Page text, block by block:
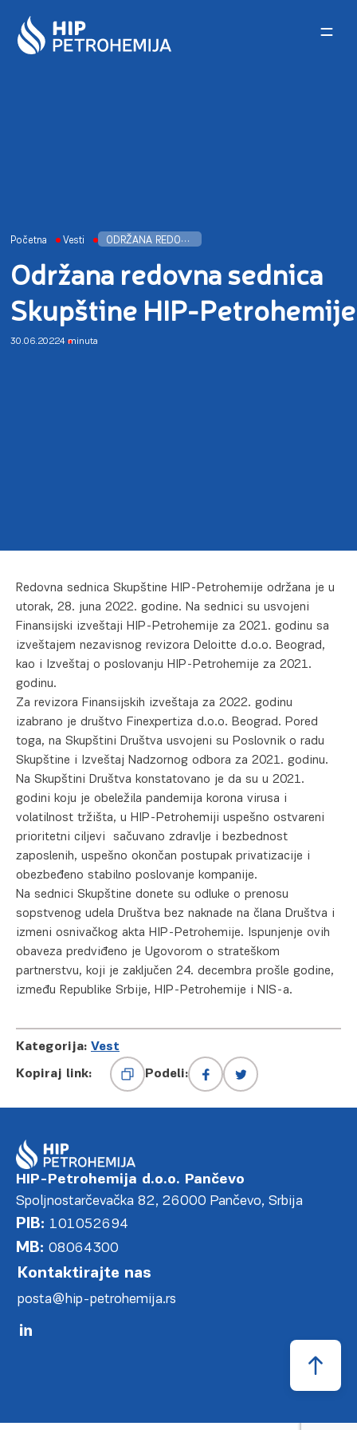
Početna Vesti ODRŽANA REDOVNA SEDNICA SKUPŠTINE HIP-PETROHEMIJE
Održana redovna sednica
Skupštine HIP-Petrohemije
30.06.20224 minuta
Redovna sednica Skupštine HIP-Petrohemije održana je u
utorak, 28. juna 2022. godine. Na sednici su usvojeni
Finansijski izveštaji HIP-Petrohemije za 2021. godinu sa
izveštajem nezavisnog revizora Deloitte d.o.o. Beograd,
kao i Izveštaj o poslovanju HIP-Petrohemije za 2021.
godinu.
Za revizora Finansijskih izveštaja za 2022. godinu
izabrano je društvo Finexpertiza d.o.o. Beograd. Pored
toga, na Skupštini Društva usvojeni su Poslovnik o radu
Skupštine i Izveštaj Nadzornog odbora za 2021. godinu.
Na Skupštini Društva konstatovano je da su u 2021.
godini koju je obeležila pandemija korona virusa i
volatilnost tržišta, u HIP-Petrohemiji uspešno ostvareni
prioritetni ciljevi sačuvano zdravlje i bezbednost
zaposlenih, uspešno okončan postupak privatizacije i
obezbeđeno stabilno poslovanje kompanije.
Na sednici Skupštine donete su odluke o prenosu
sopstvenog udela Društva bez naknade na člana Društva i
izmeni osnivačkog akta HIP-Petrohemije. Ispunjenje ovih
obaveza predviđeno je Ugovorom o strateškom
partnerstvu, koji je zaključen 24. decembra prošle godine,
između Republike Srbije, HIP-Petrohemije i NIS-a.
Kategorija: Vest
Kopiraj link: Podeli:
HIP-Petrohemija d.o.o. Pančevo
Spoljnostarčevačka 82, 26000 Pančevo, Srbija
PIB: 101052694
MB: 08064300
Kontaktirajte nas
posta@hip-petrohemija.rs